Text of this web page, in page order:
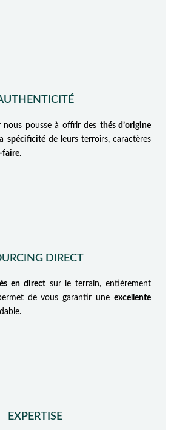
pousse à offrir des thés d’origine
spécificitéde leurs terroirs, caractères
faire.
DIRECT
en directsur le terrain, entièrement
de vous garantir une excellente
EXPERTISE